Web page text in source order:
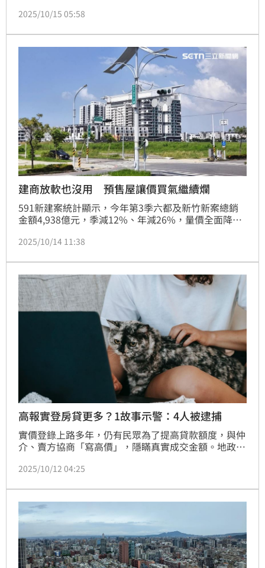
30%，呈現冰火兩重天局勢。(陳韋帆)
2025/10/15 05:58
建商放軟也沒用 預售屋讓價買氣繼續爛
591新建案統計顯示，今年第3季六都及新竹新案總銷
金額4,938億元，季減12%、年減26%，量價全面降
均開價60萬元、成交價56萬元，議價率微升至7.2%，
縮。(陳韋帆)
2025/10/14 11:38
高報實登房貸更多？1故事示警：4人被逮捕
實價登錄上路多年，仍有民眾為了提高貸款額度，與仲
介、賣方協商「寫高價」，隱瞞真實成交金額。地政士
政士會被罰3萬至15萬元，當事人更可能觸犯刑法「使
2025/10/12 04:25